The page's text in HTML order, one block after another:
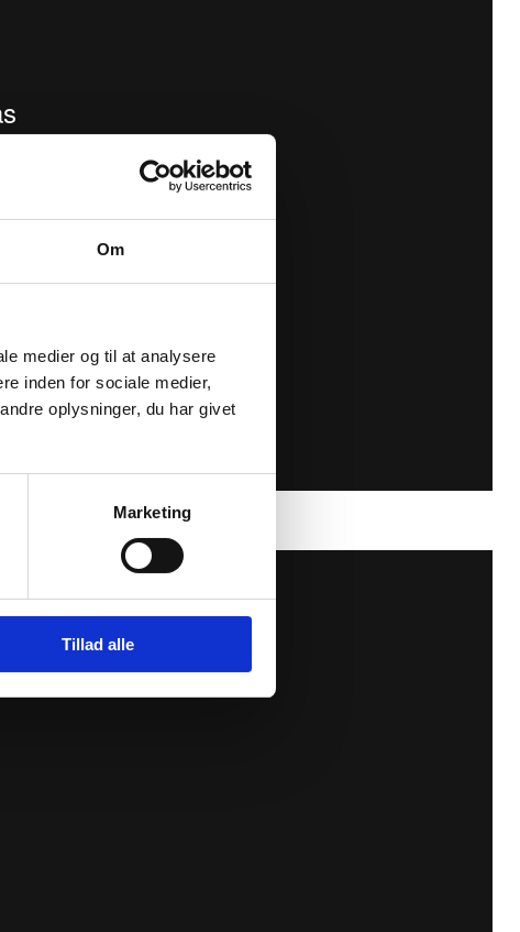
Om
medier og til at analysere
inden for sociale medier,
oplysninger, du har givet
Marketing
Tillad alle